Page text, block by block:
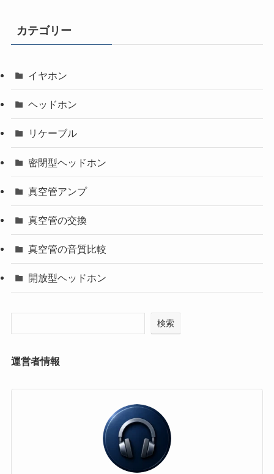
カテゴリー
イヤホン
ヘッドホン
リケーブル
密閉型ヘッドホン
真空管アンプ
真空管の交換
真空管の音質比較
開放型ヘッドホン
検索
運営者情報